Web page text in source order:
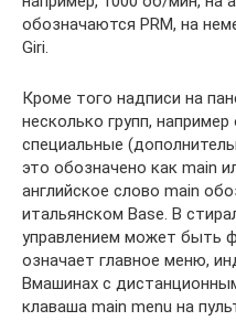
обозначаются PRM, на
Giri.
Кроме того надписи на
несколько групп,
специальные
это обозначено как main
английское слово main
итальянском Base. В
управлением может быть
означает главное меню,
Вмашинах с
клаваша main menu на